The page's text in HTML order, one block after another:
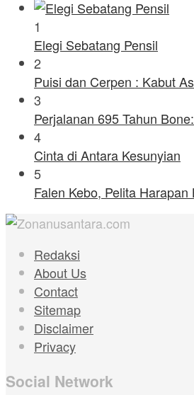
1
Elegi Sebatang Pensil
2
Puisi dan Cerpen : Kabut
3
Perjalanan 695 Tahun
4
Cinta di Antara Kesunyian
5
Falen Kebo, Pelita
Redaksi
About Us
Contact
Sitemap
Disclaimer
Privacy
Social Network